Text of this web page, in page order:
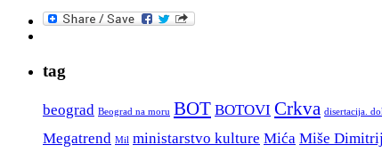
tag
beograd Beograd na moru BOT BOTOVI Crkva disertacija.
Megatrend Mil ministarstvo kulture Mića Miše